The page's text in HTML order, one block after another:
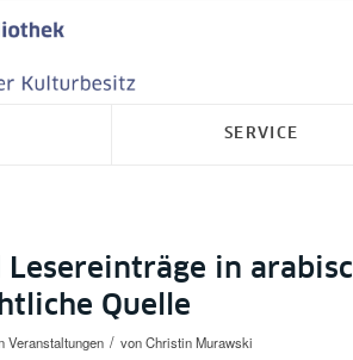
SERVICE
Lesereinträge in
Quelle
Veranstaltungen / vonChristin Murawski